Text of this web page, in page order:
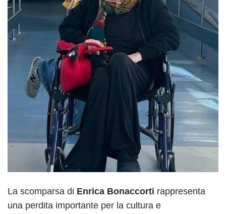
La scomparsa di Enrica Bonaccorti rappresenta
una perdita importante per la cultura e